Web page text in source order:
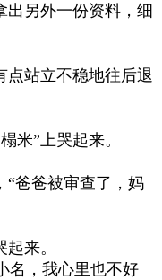
出另外一份资料，细
点站立不稳地往后退
米”上哭起来。
“爸爸被审查了，妈
来。
名，我心里也不好